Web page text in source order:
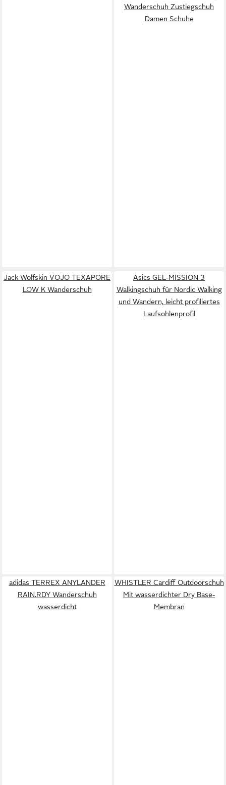
Wanderschuh Zustiegschuh
Damen Schuhe
Jack Wolfskin VOJO TEXAPORE
LOW K Wanderschuh
Asics GEL-MISSION 3
Walkingschuh für Nordic Walking
und Wandern, leicht profiliertes
Laufsohlenprofil
adidas TERREX ANYLANDER
RAIN.RDY Wanderschuh
wasserdicht
WHISTLER Cardiff Outdoorschuh
Mit wasserdichter Dry Base-
Membran